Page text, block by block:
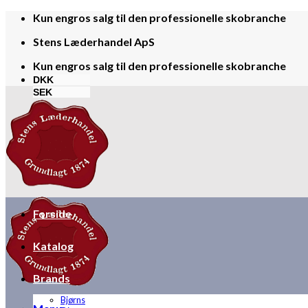
Skip
content
Kun engros salg til den professionelle skobranche
Stens Læderhandel ApS
Kun engros salg til den professionelle skobranche
DKK
SEK
Forside
Katalog
Brands
Bjørns